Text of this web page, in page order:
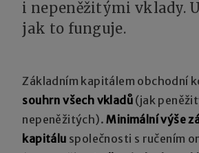
i nepeněžitými vklady.
jak to funguje.
Základním kapitálem obchodní
souhrn všech vkladů (jak
nepeněžitých).Minimální výše
kapitálu společnosti s ručením